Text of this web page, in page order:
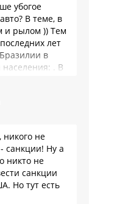
убогое
В теме, в
и рылом )) Тем
лет
в
. В
никого не
- санкции! Ну а
никто не
санкции
Но тут есть